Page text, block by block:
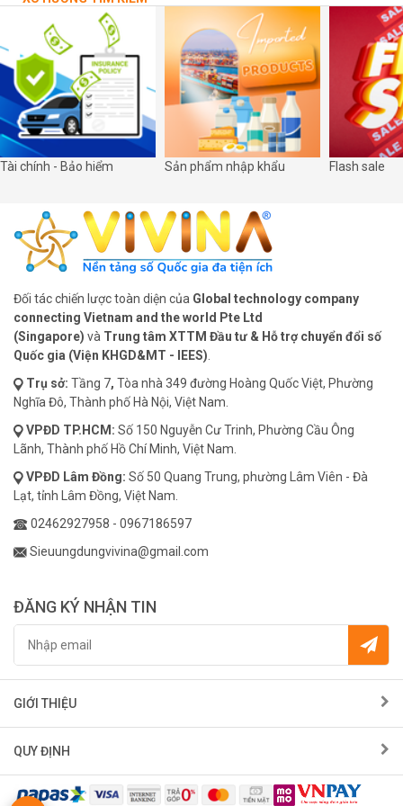
Tài chính - Bảo hiểm Sản phẩm nhập khẩu Flash sale
Đối tác chiến lược toàn diện của Global technology company
connecting Vietnam and the world Pte Ltd
(Singapore) và Trung tâm XTTM Đầu tư & Hỗ trợ chuyển đổi số
Quốc gia (Viện KHGD&MT - IEES)
Trụ sở: Tầng 7, Tòa nhà 349 đường Hoàng Quốc Việt, Phường
Nghĩa Đô, Thành phố Hà Nội, Việt Nam.
VPĐD TP.HCM: Số 150 Nguyễn Cư Trinh, Phường Cầu Ông
Lãnh, Thành phố Hồ Chí Minh, Việt Nam.
VPĐD Lâm Đồng: Số 50 Quang Trung, phường Lâm Viên - Đà
Lạt, tỉnh Lâm Đồng, Việt Nam.
02462927958 - 0967186597
Sieuungdungvivina@gmail.com
ĐĂNG KÝ NHẬN TIN
GIỚI THIỆU
QUY ĐỊNH